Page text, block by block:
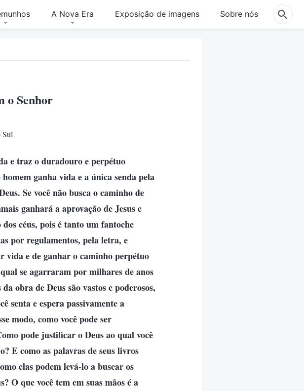
A Nova Era Exposição de imagens Sobre nós
o Senhor
Sul
e traz o duradouro e perpétuo
ganha vida e a única senda pela
Se você não busca o caminho de
ganhará a aprovação de Jesus e
céus, pois é tanto um fantoche
por regulamentos, pela letra, e
vida e de ganhar o caminho perpétuo
se agarraram por milhares de anos
obra de Deus são vastos e poderosos,
senta e espera passivamente a
modo, como você pode ser
pode justificar o Deus ao qual você
E como as palavras de seus livros
elas podem levá-lo a buscar os
O que você tem em suas mãos é a